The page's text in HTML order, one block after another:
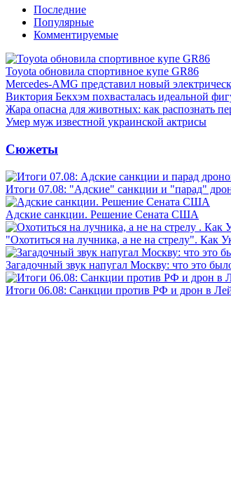
Последние
Популярные
Комментируемые
Toyota обновила спортивное купе GR86
Mercedes-AMG представил новый
Виктория Бекхэм похвасталась идеальной
Жара опасна для животных: как распознать
Умер муж известной украинской актрисы
Сюжеты
Итоги 07.08: "Адские" санкции и "парад"
Адские санкции. Решение Сената США
"Охотиться на лучника, а не на стрелу". Как
Загадочный звук напугал Москву: что это
Итоги 06.08: Санкции против РФ и дрон в